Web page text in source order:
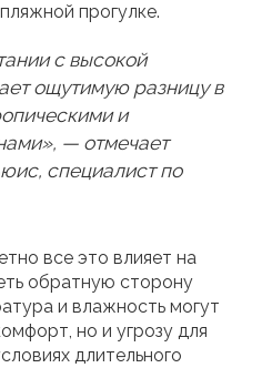
прогулке.
с высокой
ощутимую разницу в
и
— отмечает
специалист по
все это влияет на
обратную сторону
и влажность могут
но и угрозу для
длительного